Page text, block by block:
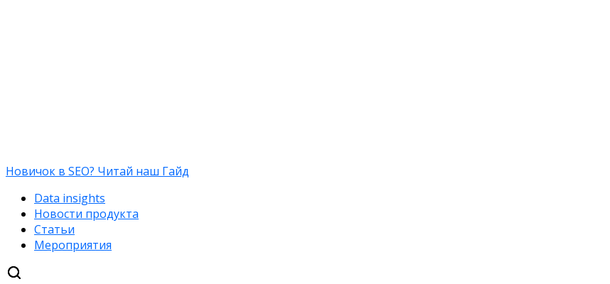
Новичок в SEO? Читай наш Гайд
Data insights
Новости продукта
Статьи
Мероприятия